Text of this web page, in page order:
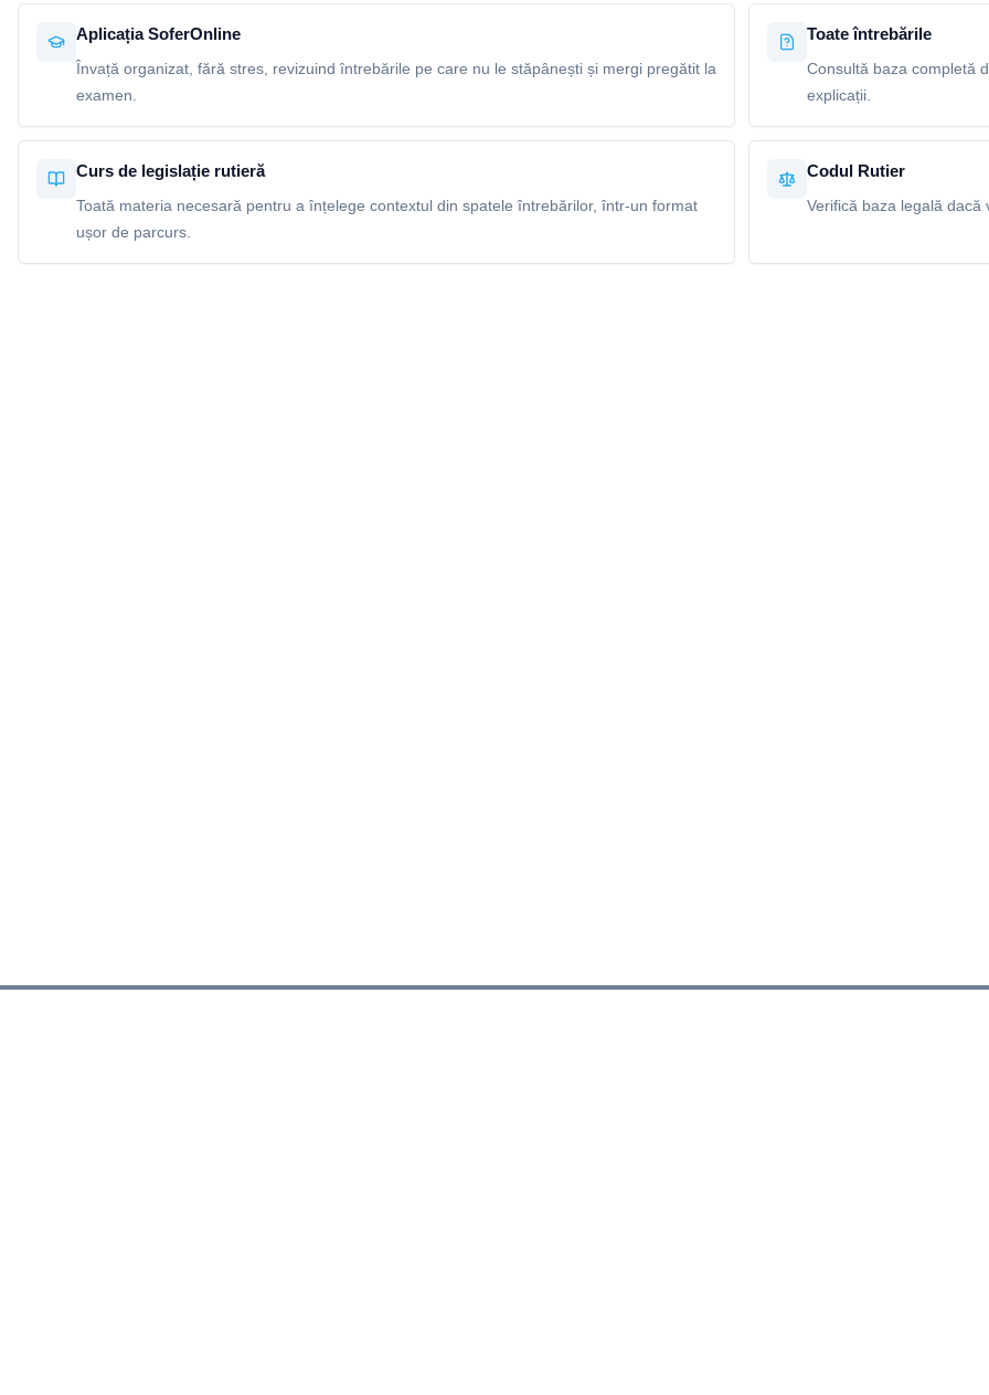
Aplicația SoferOnline
Învață organizat, fără stres, revizuind întrebările pe care nu le stăpânești și mergi pregătit la
examen.
Toate întrebările
Consultă baza completă
explicații.
Curs de legislație rutieră
Toată materia necesară pentru a înțelege contextul din spatele întrebărilor, într-un format
ușor de parcurs.
Codul Rutier
Verifică baza legală dacă